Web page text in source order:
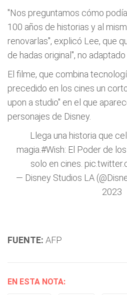
"Nos preguntamos cómo
100 años de historias y al
renovarlas", explicó Lee, que
de hadas original", no adaptado
El filme, que combina
precedido en los cines un
upon a studio" en el que
personajes de Disney.
Llega una historia que
magia.#Wish: El Poder de
solo en cines.
— Disney Studios LA
2023
FUENTE: AFP
EN ESTA NOTA: